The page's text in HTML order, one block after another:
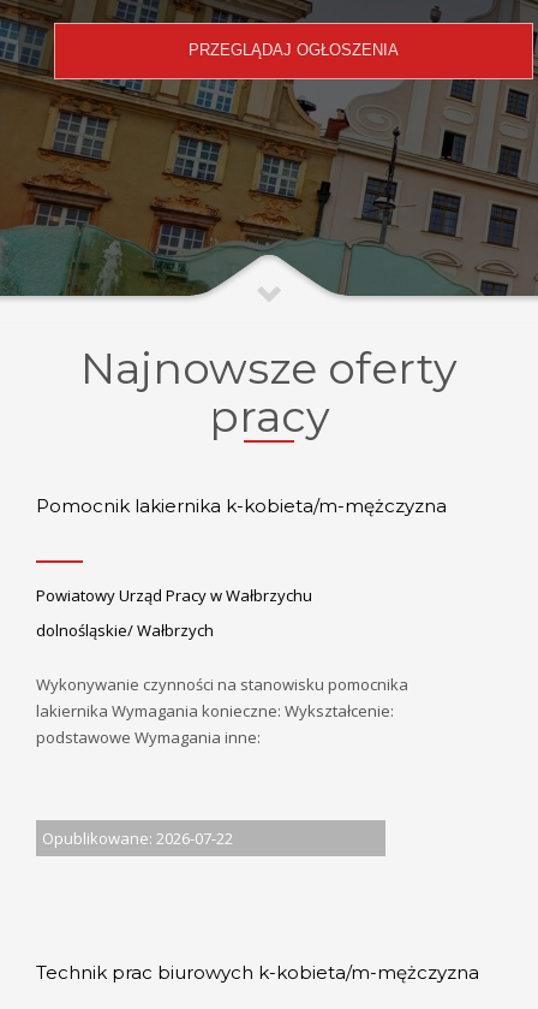
Najnowsze oferty
pracy
Pomocnik lakiernika k-kobieta/m-mężczyzna
Powiatowy Urząd Pracy w Wałbrzychu
dolnośląskie/ Wałbrzych
Wykonywanie czynności na stanowisku pomocnika
lakiernika Wymagania konieczne: Wykształcenie:
podstawowe Wymagania inne:
Opublikowane: 2026-07-22
Technik prac biurowych k-kobieta/m-mężczyzna